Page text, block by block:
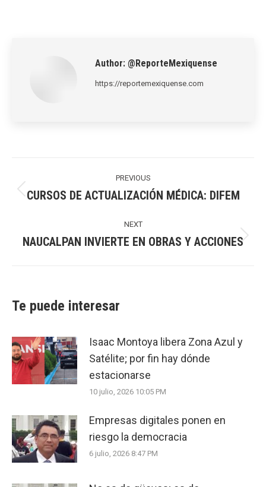
Author: @ReporteMexiquense
https://reportemexiquense.com
navigation
PREVIOUS
Previous
CURSOS DE ACTUALIZACIÓN MÉDICA: DIFEM
NEXT
Next
NAUCALPAN INVIERTE EN OBRAS Y ACCIONES
Te puede interesar
Isaac Montoya libera Zona Azul y
Satélite; por fin hay dónde
estacionarse
10 julio, 2026 10:05 PM
Empresas digitales ponen en
riesgo la democracia
6 julio, 2026 8:47 PM